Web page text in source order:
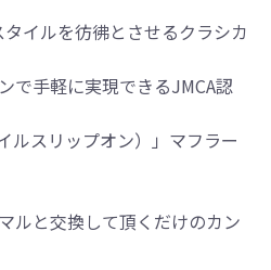
イルを彷彿とさせるクラシカ
で手軽に実現できるJMCA認
ルスリップオン）」マフラー
ルと交換して頂くだけのカン